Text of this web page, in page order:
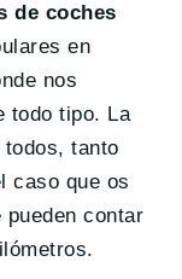
de coches
en
nos
todo tipo. La
tanto
caso que os
contar